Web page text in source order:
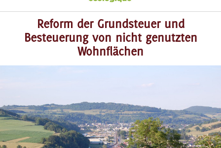
Reform der Grundsteuer und
Besteuerung von nicht genutzten
Wohnflächen